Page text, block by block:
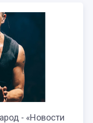
- «Новости